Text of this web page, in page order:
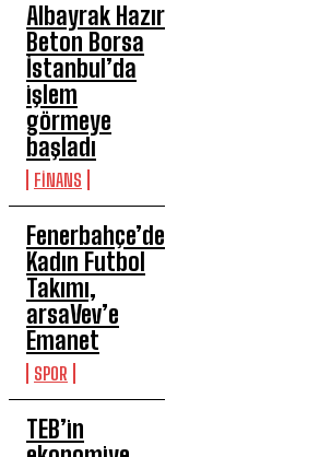
Albayrak Hazır
Beton Borsa
İstanbul’da
işlem
görmeye
başladı
FİNANS
Fenerbahçe’de
Kadın Futbol
Takımı,
arsaVev’e
Emanet
SPOR
TEB’in